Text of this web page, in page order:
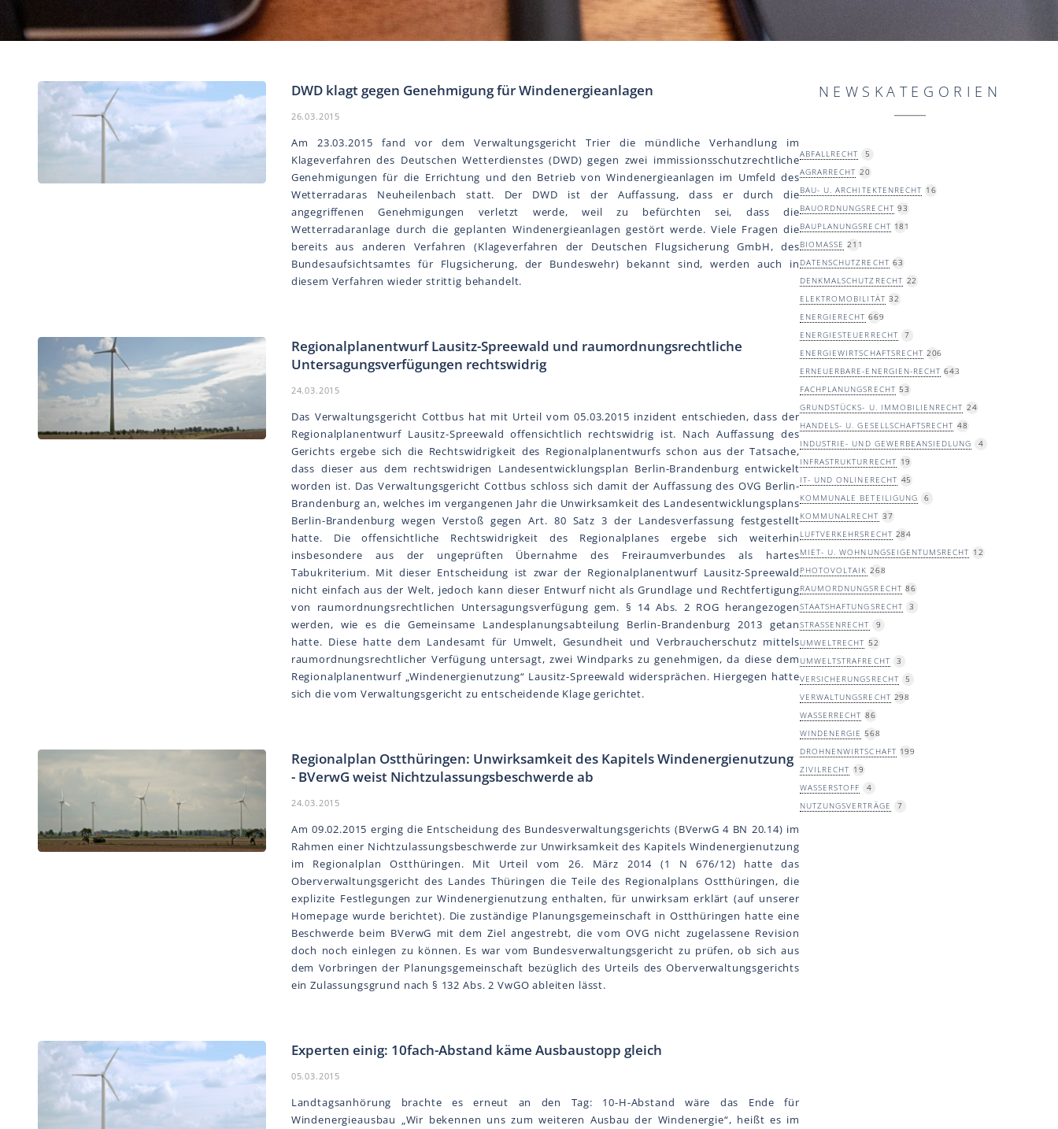
DWD klagt gegen Genehmigung für Windenergieanlagen
26.03.2015
Am 23.03.2015 fand vor dem Verwaltungsgericht Trier die mündliche Verhandlung im
Klageverfahren des Deutschen Wetterdienstes (DWD) gegen zwei immissionsschutzrechtliche
Genehmigungen für die Errichtung und den Betrieb von Windenergieanlagen im Umfeld des
Wetterradaras Neuheilenbach statt. Der DWD ist der Auffassung, dass er durch die
angegriffenen Genehmigungen verletzt werde, weil zu befürchten sei, dass die
Wetterradaranlage durch die geplanten Windenergieanlagen gestört werde. Viele Fragen die
bereits aus anderen Verfahren (Klageverfahren der Deutschen Flugsicherung GmbH, des
Bundesaufsichtsamtes für Flugsicherung, der Bundeswehr) bekannt sind, werden auch in
diesem Verfahren wieder strittig behandelt.
Regionalplanentwurf Lausitz-Spreewald und raumordnungsrechtliche
Untersagungsverfügungen rechtswidrig
24.03.2015
Das Verwaltungsgericht Cottbus hat mit Urteil vom 05.03.2015 inzident entschieden, dass der
Regionalplanentwurf Lausitz-Spreewald offensichtlich rechtswidrig ist. Nach Auffassung des
Gerichts ergebe sich die Rechtswidrigkeit des Regionalplanentwurfs schon aus der Tatsache,
dass dieser aus dem rechtswidrigen Landesentwicklungsplan Berlin-Brandenburg entwickelt
worden ist. Das Verwaltungsgericht Cottbus schloss sich damit der Auffassung des OVG Berlin-
Brandenburg an, welches im vergangenen Jahr die Unwirksamkeit des Landesentwicklungsplans
Berlin-Brandenburg wegen Verstoß gegen Art. 80 Satz 3 der Landesverfassung festgestellt
hatte. Die offensichtliche Rechtswidrigkeit des Regionalplanes ergebe sich weiterhin
insbesondere aus der ungeprüften Übernahme des Freiraumverbundes als hartes
Tabukriterium. Mit dieser Entscheidung ist zwar der Regionalplanentwurf Lausitz-Spreewald
nicht einfach aus der Welt, jedoch kann dieser Entwurf nicht als Grundlage und Rechtfertigung
von raumordnungsrechtlichen Untersagungsverfügung gem. § 14 Abs. 2 ROG herangezogen
werden, wie es die Gemeinsame Landesplanungsabteilung Berlin-Brandenburg 2013 getan
hatte. Diese hatte dem Landesamt für Umwelt, Gesundheit und Verbraucherschutz mittels
raumordnungsrechtlicher Verfügung untersagt, zwei Windparks zu genehmigen, da diese dem
Regionalplanentwurf „Windenergienutzung“ Lausitz-Spreewald widersprächen. Hiergegen hatte
sich die vom Verwaltungsgericht zu entscheidende Klage gerichtet.
Regionalplan Ostthüringen: Unwirksamkeit des Kapitels Windenergienutzung
- BVerwG weist Nichtzulassungsbeschwerde ab
24.03.2015
Am 09.02.2015 erging die Entscheidung des Bundesverwaltungsgerichts (BVerwG 4 BN 20.14) im
Rahmen einer Nichtzulassungsbeschwerde zur Unwirksamkeit des Kapitels Windenergienutzung
im Regionalplan Ostthüringen. Mit Urteil vom 26. März 2014 (1 N 676/12) hatte das
Oberverwaltungsgericht des Landes Thüringen die Teile des Regionalplans Ostthüringen, die
explizite Festlegungen zur Windenergienutzung enthalten, für unwirksam erklärt (auf unserer
Homepage wurde berichtet). Die zuständige Planungsgemeinschaft in Ostthüringen hatte eine
Beschwerde beim BVerwG mit dem Ziel angestrebt, die vom OVG nicht zugelassene Revision
doch noch einlegen zu können. Es war vom Bundesverwaltungsgericht zu prüfen, ob sich aus
dem Vorbringen der Planungsgemeinschaft bezüglich des Urteils des Oberverwaltungsgerichts
ein Zulassungsgrund nach § 132 Abs. 2 VwGO ableiten lässt.
Experten einig: 10fach-Abstand käme Ausbaustopp gleich
05.03.2015
Landtagsanhörung brachte es erneut an den Tag: 10-H-Abstand wäre das Ende für
Windenergieausbau „Wir bekennen uns zum weiteren Ausbau der Windenergie“, heißt es im
NEWSKATEGORIEN
ABFALLRECHT
5
AGRARRECHT 20
BAU- U. ARCHITEKTENRECHT 16
BAUORDNUNGSRECHT 93
BAUPLANUNGSRECHT 181
BIOMASSE 211
DATENSCHUTZRECHT 63
DENKMALSCHUTZRECHT 22
ELEKTROMOBILITÄT 32
ENERGIERECHT 669
ENERGIESTEUERRECHT
7
ENERGIEWIRTSCHAFTSRECHT 206
ERNEUERBARE-ENERGIEN-RECHT 643
FACHPLANUNGSRECHT 53
GRUNDSTÜCKS- U. IMMOBILIENRECHT 24
HANDELS- U. GESELLSCHAFTSRECHT 48
INDUSTRIE- UND GEWERBEANSIEDLUNG
4
INFRASTRUKTURRECHT 19
IT- UND ONLINERECHT 45
KOMMUNALE BETEILIGUNG
6
KOMMUNALRECHT 37
LUFTVERKEHRSRECHT 284
MIET- U. WOHNUNGSEIGENTUMSRECHT 12
PHOTOVOLTAIK 268
RAUMORDNUNGSRECHT 86
STAATSHAFTUNGSRECHT
3
STRASSENRECHT
9
UMWELTRECHT 52
UMWELTSTRAFRECHT
3
VERSICHERUNGSRECHT
5
VERWALTUNGSRECHT 298
WASSERRECHT 86
WINDENERGIE 568
DROHNENWIRTSCHAFT 199
ZIVILRECHT 19
WASSERSTOFF
4
NUTZUNGSVERTRÄGE
7